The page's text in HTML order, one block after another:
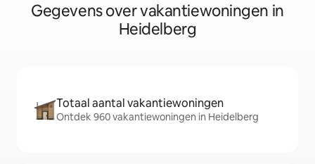
Gegevens over vakantiewoningen in
Heidelberg
Totaal aantal vakantiewoningen
Ontdek 960 vakantiewoningen in Heidelberg